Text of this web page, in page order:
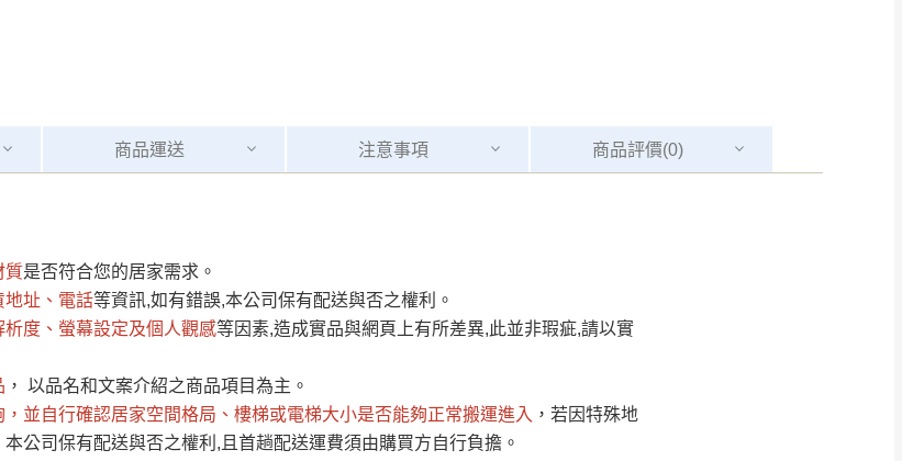
商品運送 注意事項 商品評價(0)
質是否符合您的居家需求。
地址、電話等資訊,如有錯誤,本公司保有配送與否之權利。
度、螢幕設定及個人觀感等因素,造成實品與網頁上有所差異,此並非瑕疵,請以實
， 以品名和文案介紹之商品項目為主。
，並自行確認居家空間格局、 樓梯或電梯大小是否能夠正常搬運進入 ，若因特殊地
公司保有配送與否之權利,且首趟配送運費須由購買方自行負擔。
運 費 說 明
復興鄉
更新，如有需要購買商品，請於出發前來電或到「官方Line客服」來信確
額」。
權取消訂單。
們客服會與您電話聯絡或E-Mail通知確認訂單。
）
詢問下單後無現貨我們客服會再來電或E-Mail與您聯絡
依評論高至低排列 依評論低至高排列 只顯示附上圖片